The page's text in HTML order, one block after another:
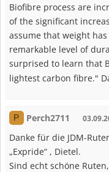
Biofibre process are
of the significant
assume that weight
remarkable level of
surprised to learn that
lightest carbon fibre."
P Perch2711
Danke für die JDM-
„Expride“ , Dietel.
Sind echt schöne